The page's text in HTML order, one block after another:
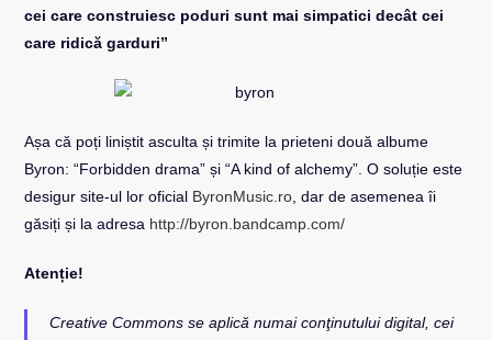
cei care construiesc poduri sunt mai simpatici decât cei
care ridică garduri”
Așa că poți liniștit asculta și trimite la prieteni două albume
Byron: “Forbidden drama” și “A kind of alchemy”. O soluție este
desigur site-ul lor oficial ByronMusic.ro , dar de asemenea îi
găsiți și la adresa http://byron.bandcamp.com/
Atenție!
Creative Commons se aplică numai conţinutului digital, cei